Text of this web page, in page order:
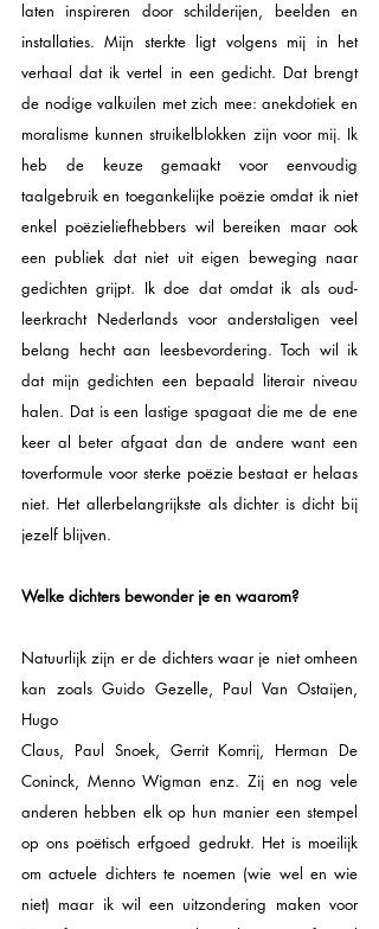
laten inspireren door schilderijen, beelden en
installaties. Mijn sterkte ligt volgens mij in het
verhaal dat ik vertel in een gedicht. Dat brengt
de nodige valkuilen met zich mee: anekdotiek en
moralisme kunnen struikelblokken zijn voor mij. Ik
heb de keuze gemaakt voor eenvoudig
taalgebruik en toegankelijke poëzie omdat ik niet
enkel poëzieliefhebbers wil bereiken maar ook
een publiek dat niet uit eigen beweging naar
gedichten grijpt. Ik doe dat omdat ik als oud-
leerkracht Nederlands voor anderstaligen veel
belang hecht aan leesbevordering. Toch wil ik
dat mijn gedichten een bepaald literair niveau
halen. Dat is een lastige spagaat die me de ene
keer al beter afgaat dan de andere want een
toverformule voor sterke poëzie bestaat er helaas
niet. Het allerbelangrijkste als dichter is dicht bij
jezelf blijven.
Welke dichters bewonder je en waarom?
Natuurlijk zijn er de dichters waar je niet omheen
kan zoals Guido Gezelle, Paul Van Ostaijen,
Hugo
Claus, Paul Snoek, Gerrit Komrij, Herman De
Coninck, Menno Wigman enz. Zij en nog vele
anderen hebben elk op hun manier een stempel
op ons poëtisch erfgoed gedrukt. Het is moeilijk
om actuele dichters te noemen (wie wel en wie
niet) maar ik wil een uitzondering maken voor